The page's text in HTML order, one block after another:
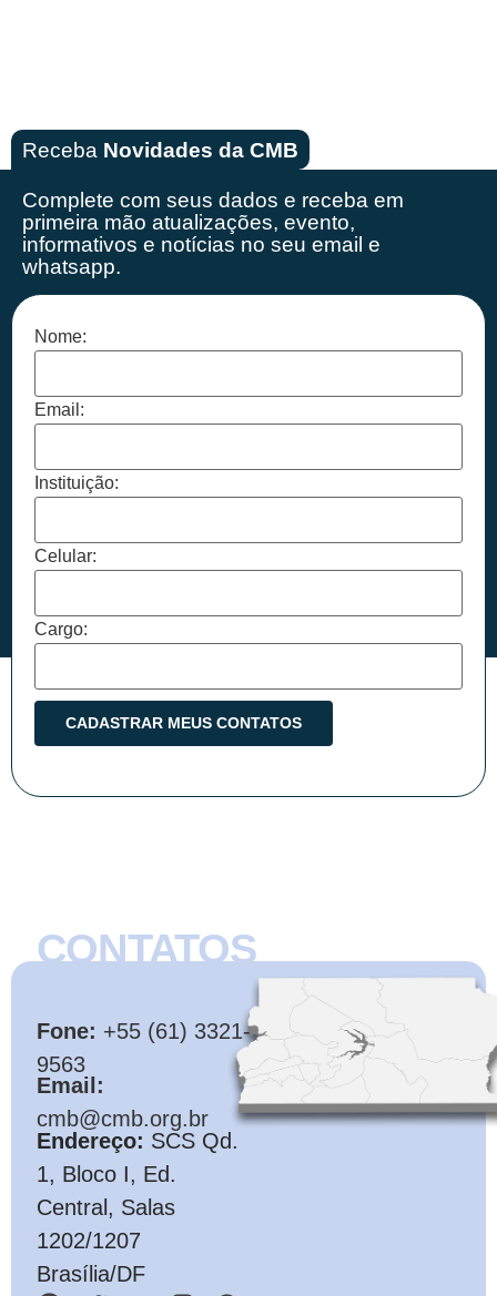
Receba Novidades da CMB
Complete com seus dados e receba em
primeira mão atualizações, evento,
informativos e notícias no seu email e
whatsapp.
Nome:
Email:
Instituição:
Celular:
Cargo:
CONTATOS
Fone: +55 (61) 3321-
9563
Email:
cmb@cmb.org.br
Endereço: SCS Qd.
1, Bloco I, Ed.
Central, Salas
1202/1207
Brasília/DF